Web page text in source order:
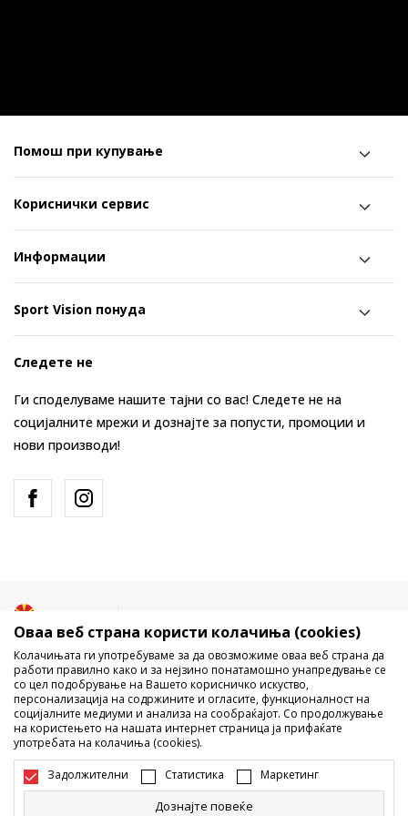
Помош при купување
Кориснички сервис
Информации
Sport Vision понуда
Следете не
Ги споделуваме нашите тајни со вас! Следете не на
социјалните мрежи и дознајте за попусти, промоции и
нови производи!
Не е дозволено превземање или користење на содржината од
интернет страните на Sport Vision, делумно или целосно a се
однесува на логоа, трговски марки, комерцијални содржини, ниту
истите да се отстапуваат на трети лица, јавно да се објавуваат или да
се користат за било какви цели, без писмена согласност од БДС.МК
Оваа веб страна користи колачиња (cookies)
Колачињата ги употребуваме за да овозможиме оваа веб страна да
работи правилно како и за нејзино понатамошно унапредување се
со цел подобрување на Вашето корисничко искуство,
персонализација на содржините и огласите, функционалност на
социјалните медиуми и анализа на сообраќајот. Со продолжување
на користењето на нашата интернет страница ја прифаќате
употребата на колачиња (cookies).
Задолжителни Статистика Маркетинг
Дознајте повеќе